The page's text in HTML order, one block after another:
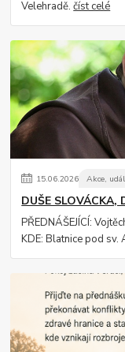
Velehradě.číst celé
15.06.2026 Akce,
DUŠE
PŘEDNÁŠEJÍCÍ:
KDE: Blatnice pod sv.